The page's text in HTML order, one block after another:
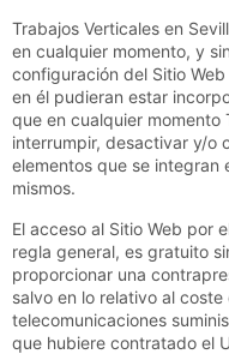
Trabajos Verticales en
en cualquier momento, y
configuración del Sitio
en él pudieran estar
que en cualquier momento
interrumpir, desactivar y/o
elementos que se integran
mismos.
El acceso al Sitio Web por
regla general, es gratuito
proporcionar una
salvo en lo relativo al
telecomunicaciones
que hubiere contratado el